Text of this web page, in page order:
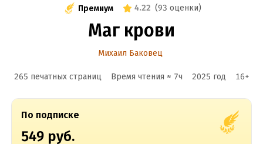
Премиум 4.22 (93 оценки)
Маг крови
Михаил Баковец
265 печатных страниц Время чтения ≈ 7ч 2025 год 16+
По подписке
549 руб.